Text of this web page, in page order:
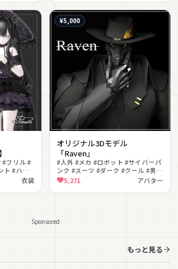
#フリル #
ト #ハロ
衣装
¥5,000
オリジナル3Dモデル
「Raven」
#人外 #メカ #ロボット #サイバーパ
ンク #スーツ #ダーク #クール #男性
向け #VRChat #アバター
5,271 アバター
Sponsored
もっと見る